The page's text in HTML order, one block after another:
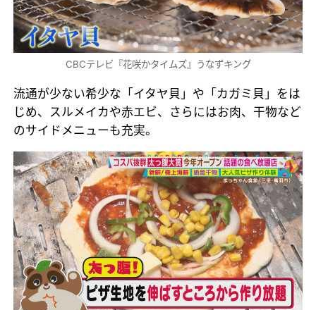
CBCテレビ『花咲かタイムズ』うなずキング
流通が少ない希少な「イタヤ貝」や「カガミ貝」をは
じめ、スルメイカや赤エビ、さらにはお肉、干物など
のサイドメニューも充実。